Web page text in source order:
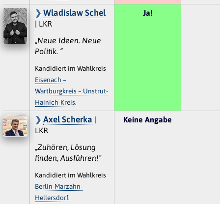
Wladislaw Schel
| LKR
„Neue Ideen. Neue
Politik. “
Kandidiert im Wahlkreis
Eisenach –
Wartburgkreis – Unstrut-
Hainich-Kreis.
Ja!
Axel Scherka |
LKR
„Zuhören, Lösung
finden, Ausführen!“
Kandidiert im Wahlkreis
Berlin-Marzahn-
Hellersdorf.
Keine Angabe